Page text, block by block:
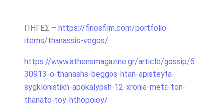
ΠΗΓΕΣ – https://finosfilm.com/portfolio-
items/thanassis-vegos/
https://www.athensmagazine.gr/article/gossip/6
30913-o-thanashs-beggos-htan-apisteyta-
sygklonistikh-apokalypsh-12-xronia-meta-ton-
thanato-toy-hthopoioy/